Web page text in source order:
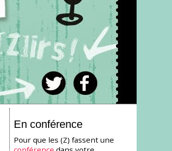
En conférence
Pour que les (Z) fassent une